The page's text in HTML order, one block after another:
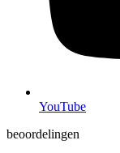
YouTube
beoordelingen